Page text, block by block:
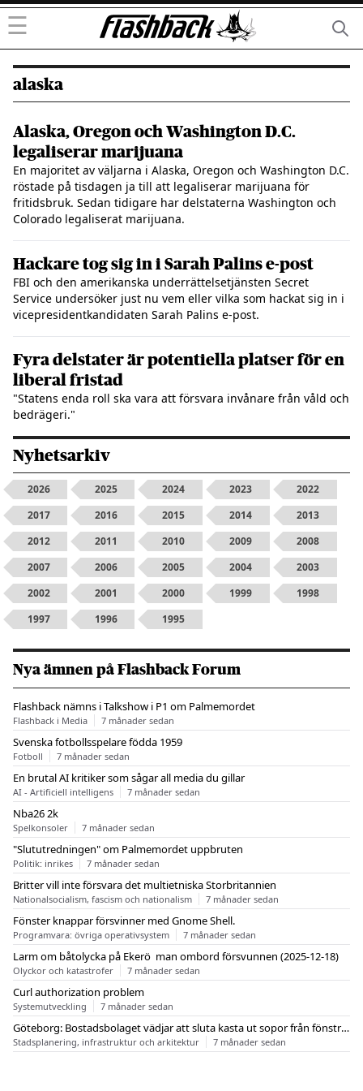
☰
alaska
Alaska, Oregon och Washington D.C.
legaliserar marijuana
En majoritet av väljarna i Alaska, Oregon och Washington D.C.
röstade på tisdagen ja till att legaliserar marijuana för
fritidsbruk. Sedan tidigare har delstaterna Washington och
Colorado legaliserat marijuana.
Hackare tog sig in i Sarah Palins e-post
FBI och den amerikanska underrättelsetjänsten Secret
Service undersöker just nu vem eller vilka som hackat sig in i
vicepresidentkandidaten Sarah Palins e-post.
Fyra delstater är potentiella platser för en
liberal fristad
"Statens enda roll ska vara att försvara invånare från våld och
bedrägeri."
Nyhetsarkiv
2026 2025 2024 2023
2022
2017
2016 2015 2014
2013
2012
2011 2010 2009
2008
2007
2006 2005 2004
2003
2002
2001 2000 1999
1998
1997
1996 1995
Nya ämnen på Flashback Forum
Flashback nämns i Talkshow i P1 om Palmemordet
Flashback i Media 7 månader sedan
Svenska fotbollsspelare födda 1959
Fotboll 7 månader sedan
En brutal AI kritiker som sågar all media du gillar
AI - Artificiell intelligens 7 månader sedan
Nba26 2k
Spelkonsoler 7 månader sedan
"Slututredningen" om Palmemordet uppbruten
Politik: inrikes 7 månader sedan
Britter vill inte försvara det multietniska Storbritannien
Nationalsocialism, fascism och nationalism 7 månader sedan
Fönster knappar försvinner med Gnome Shell.
Programvara: övriga operativsystem 7 månader sedan
Larm om båtolycka på Ekerö  man ombord försvunnen (2025-12-18)
Olyckor och katastrofer 7 månader sedan
Curl authorization problem
Systemutveckling 7 månader sedan
Göteborg: Bostadsbolaget vädjar att sluta kasta ut sopor från fönstren
Stadsplanering, infrastruktur och arkitektur 7 månader sedan